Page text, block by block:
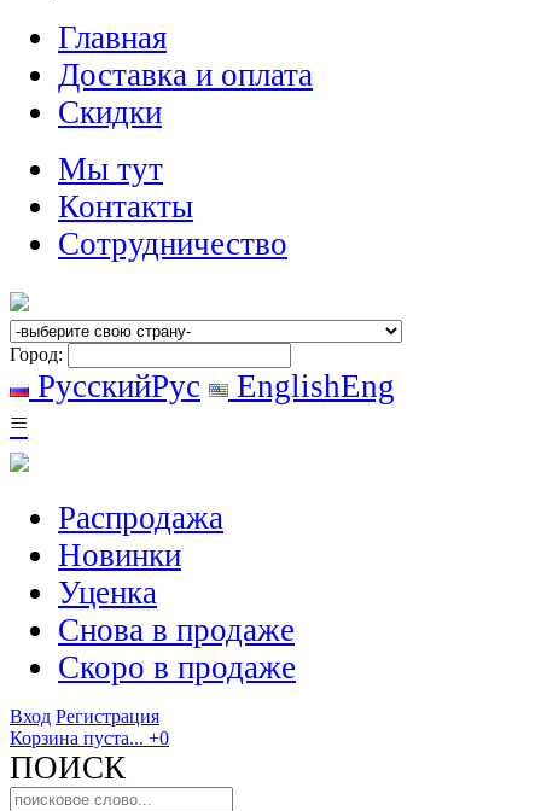
Главная
Доставка и оплата
Скидки
Мы тут
Контакты
Сотрудничество
Город:
РусскийРус EnglishEng
≡
Распродажа
Новинки
Уценка
Снова в продаже
Скоро в продаже
Вход Регистрация
Корзина пуста... +0
ПОИСК